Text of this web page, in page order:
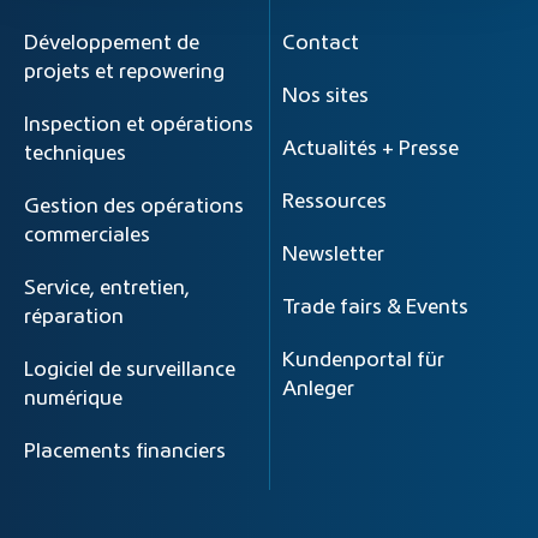
Développement de
projets et repowering
Inspection et opérations
techniques
Gestion des opérations
commerciales
Service, entretien,
réparation
Logiciel de surveillance
numérique
Placements financiers
Contact
Nos sites
Actualités + Presse
Ressources
Newsletter
Trade fairs & Events
Kundenportal für
Anleger